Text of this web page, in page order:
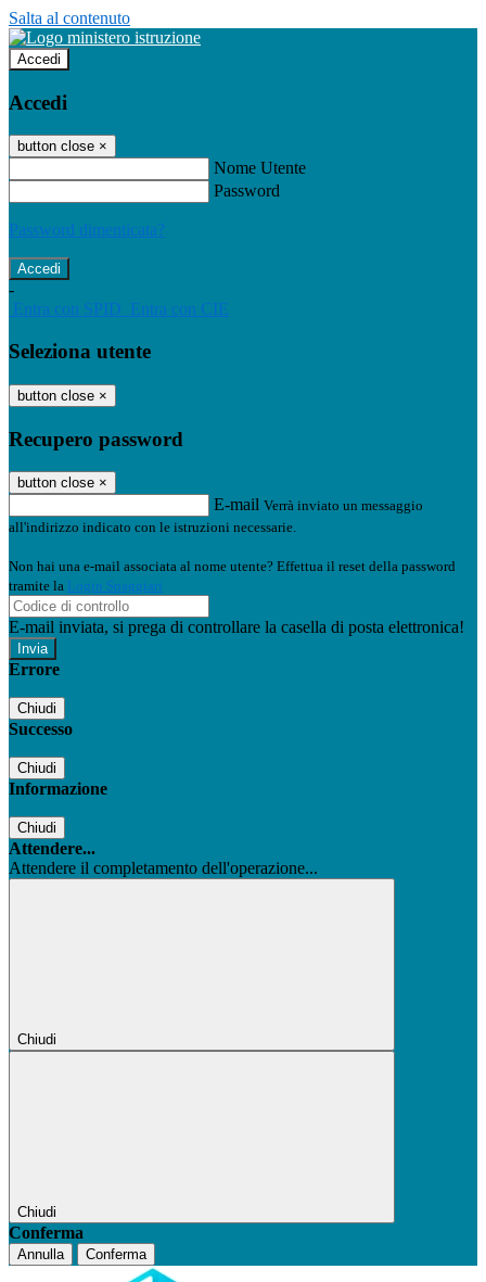
Salta al contenuto
Accedi
Accedi
button close ×
Nome Utente
Password
Password dimenticata?
-
Entra con SPID Entra con CIE
Seleziona utente
button close ×
Recupero password
button close ×
E-mail Verrà inviato un messaggio
all'indirizzo indicato con le istruzioni necessarie.
Non hai una e-mail associata al nome utente? Effettua il reset della password
tramite la Login Spaggiari
E-mail inviata, si prega di controllare la casella di posta elettronica!
Errore
Chiudi
Successo
Chiudi
Informazione
Chiudi
Attendere...
Attendere il completamento dell'operazione...
Chiudi
Chiudi
Conferma
Annulla Conferma